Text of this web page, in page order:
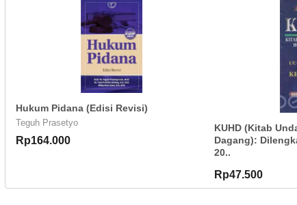
Hukum Pidana (Edisi Revisi)
Teguh Prasetyo
Rp164.000
KUHD (Kitab
Dagang):
20..
Rp47.500